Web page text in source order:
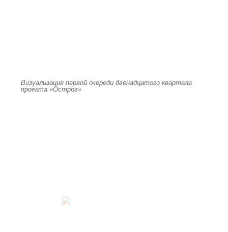
Визуализация первой очереди двенадцатого квартала
проекта «Остров»